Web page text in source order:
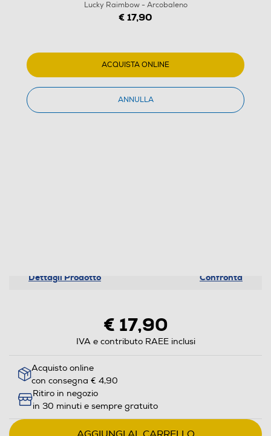
Dettagli Prodotto Confronta
€ 17,90
IVA e contributo RAEE inclusi
Acquisto online
con consegna € 4,90
Ritiro in negozio
in 30 minuti e sempre gratuito
Lucky Raimbow - Arcobaleno
€ 17,90
ACQUISTA ONLINE
ANNULLA